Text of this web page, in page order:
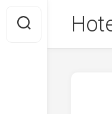
content